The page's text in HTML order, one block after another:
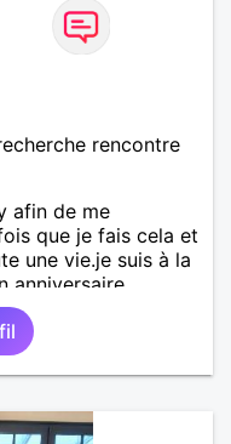
rencontre
afin de me
que je fais cela et
une vie.je suis à la
anniversaire
qui partage les
un être humain